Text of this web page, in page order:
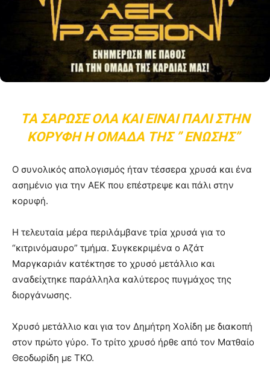
ΤΑ ΣΆΡΩΣΕ ΌΛΑ ΚΑΙ ΕΊΝΑΙ ΠΆΛΙ ΣΤΗΝ
ΚΟΡΥΦΉ Η ΟΜΆΔΑ ΤΗΣ ” ΈΝΩΣΗΣ”
Ο συνολικός απολογισμός ήταν τέσσερα χρυσά και ένα
ασημένιο για την ΑΕΚ που επέστρεψε και πάλι στην
κορυφή.
Η τελευταία μέρα περιλάμβανε τρία χρυσά για το
“κιτρινόμαυρο” τμήμα. Συγκεκριμένα ο Αζάτ
Μαργκαριάν κατέκτησε το χρυσό μετάλλιο και
αναδείχτηκε παράλληλα καλύτερος πυγμάχος της
διοργάνωσης.
Χρυσό μετάλλιο και για τον Δημήτρη Χολίδη με διακοπή
στον πρώτο γύρο. Το τρίτο χρυσό ήρθε από τον Ματθαίο
Θεοδωρίδη με ΤΚΟ.